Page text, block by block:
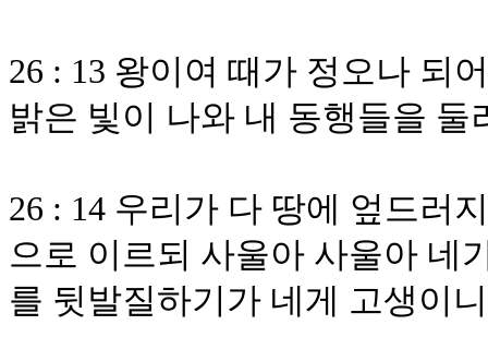
26 : 13 왕이여 때가 정오나 되
밝은 빛이 나와 내 동행들을 둘
26 : 14 우리가 다 땅에 엎드러
으로 이르되 사울아 사울아 네
를 뒷발질하기가 네게 고생이